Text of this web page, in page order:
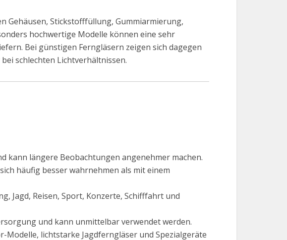
Gehäusen, Stickstofffüllung, Gummiarmierung,
hochwertige Modelle können eine sehr
Bei günstigen Ferngläsern zeigen sich dagegen
schlechten Lichtverhältnissen.
kann längere Beobachtungen angenehmer machen.
häufig besser wahrnehmen als mit einem
Jagd, Reisen, Sport, Konzerte, Schifffahrt und
und kann unmittelbar verwendet werden.
lichtstarke Jagdferngläser und Spezialgeräte